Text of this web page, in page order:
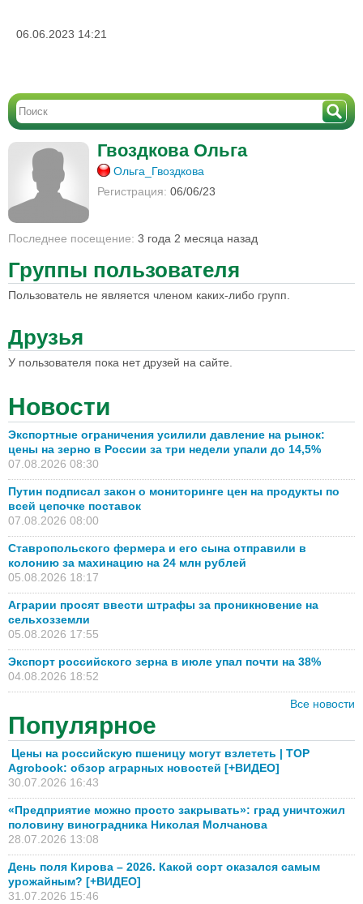
06.06.2023 14:21
Гвоздкова Ольга
Ольга_Гвоздкова
Регистрация: 06/06/23
Последнее посещение: 3 года 2 месяца назад
Группы пользователя
Пользователь не является членом каких-либо групп.
Друзья
У пользователя пока нет друзей на сайте.
Новости
Экспортные ограничения усилили давление на рынок:
цены на зерно в России за три недели упали до 14,5%
07.08.2026 08:30
Путин подписал закон о мониторинге цен на продукты по
всей цепочке поставок
07.08.2026 08:00
Ставропольского фермера и его сына отправили в
колонию за махинацию на 24 млн рублей
05.08.2026 18:17
Аграрии просят ввести штрафы за проникновение на
сельхозземли
05.08.2026 17:55
Экспорт российского зерна в июле упал почти на 38%
04.08.2026 18:52
Все новости
Популярное
Цены на российскую пшеницу могут взлететь | TOP
Agrobook: обзор аграрных новостей [+ВИДЕО]
30.07.2026 16:43
«Предприятие можно просто закрывать»: град уничтожил
половину виноградника Николая Молчанова
28.07.2026 13:08
День поля Кирова – 2026. Какой сорт оказался самым
урожайным? [+ВИДЕО]
31.07.2026 15:46